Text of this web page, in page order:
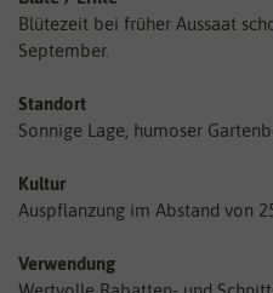
Blütezeit bei früher Aussaat
September.
Standort
Sonnige Lage, humoser
Kultur
Auspflanzung im Abstand von
Verwendung